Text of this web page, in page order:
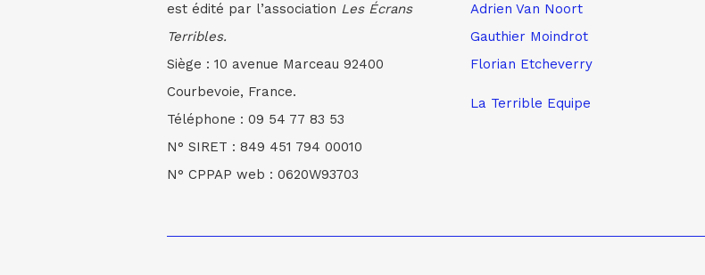
est édité par l’association Les Écrans
Terribles.
Siège : 10 avenue Marceau 92400
Courbevoie, France.
Téléphone : 09 54 77 83 53
N° SIRET : 849 451 794 00010
N° CPPAP web : 0620W93703
Adrien Van Noort
Gauthier Moindrot
Florian Etcheverry
La Terrible Equipe